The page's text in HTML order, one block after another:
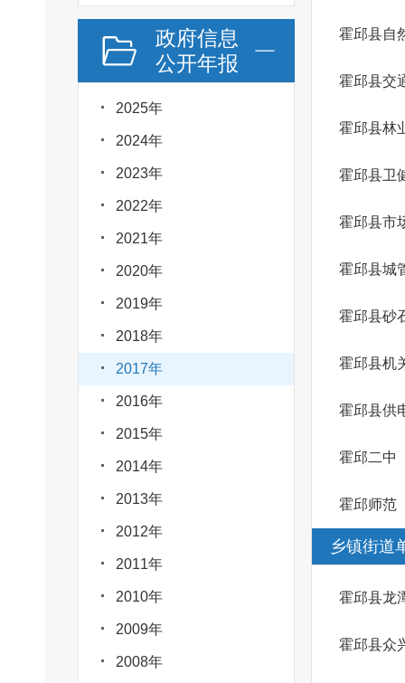
政府信息
公开年报
2025年
2024年
2023年
2022年
2021年
2020年
2019年
2018年
2017年
2016年
2015年
2014年
2013年
2012年
2011年
2010年
2009年
2008年
霍邱县自
霍邱县交
霍邱县林
霍邱县卫
霍邱县市
霍邱县城
霍邱县砂
霍邱县机
霍邱县供
霍邱二中
霍邱师范
乡镇街道
霍邱县龙
霍邱县众